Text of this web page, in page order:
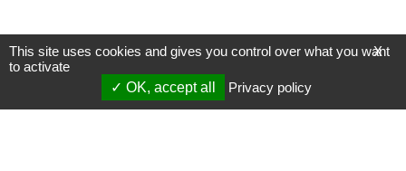
X
This site uses cookies and gives you control over what you want
to activate
OK, accept all
Privacy policy